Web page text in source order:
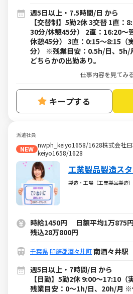
週5日以上・7.5時間/日 から
【交替制】5勤2休 3交替 1直：
30分/休憩45分） 2直：16:20～
休憩45分） 3直：0:15～8:15（
分） ※残業目安：0.5h/日、5h/
どちらかの出勤あり。
仕事内容を見てみる
キープする
派遣社員
NEW nwph_keiyo1658/1628株式会社
keiyo1658/1628
工業製品製造ス
製造・工場（工業製品製造）
時給1450円 日額平均1万875
残込28万800円
千葉県 印旛郡酒々井町南酒々井駅
週5日以上・7時間/日 から
【日勤】5勤2休 9:00～17:10
残業目安：0～1h/日、20h/月 ※